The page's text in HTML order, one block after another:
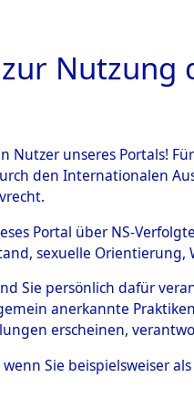
HOME
0005
Nutzung
Nutzer unseres Portals!
den Internationalen
Portal über NS-
sexuelle
Sie persönlich dafür
anerkannte
erscheinen,
wenn Sie beispielsweiser